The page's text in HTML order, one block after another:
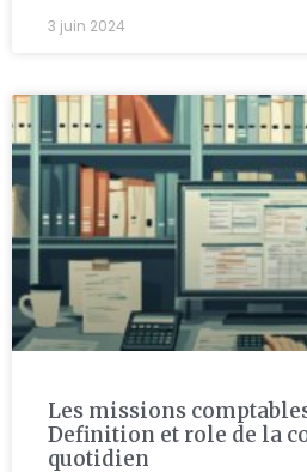
3 juin 2024
Les missions
Definition et role de la
quotidien